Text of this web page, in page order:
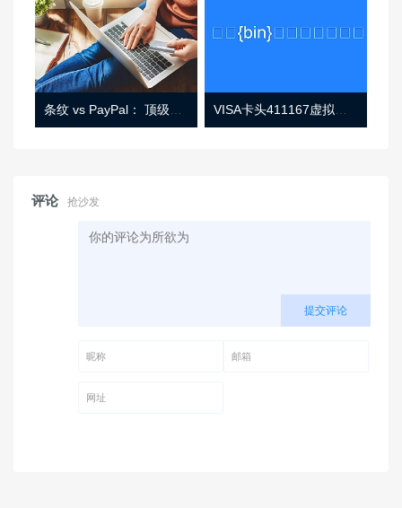
条纹 vs PayPal： 顶级功能， 定价 （和更多！ VISA卡头411167虚拟卡基础信息
评论 抢沙发
提交评论